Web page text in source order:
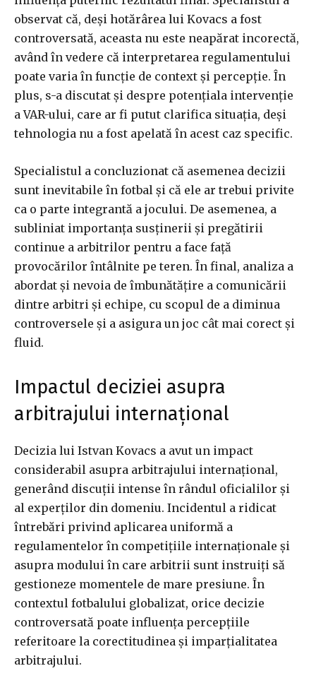
observat că, deși hotărârea lui Kovacs a fost
controversată, aceasta nu este neapărat incorectă,
având în vedere că interpretarea regulamentului
poate varia în funcție de context și percepție. În
plus, s-a discutat și despre potențiala intervenție
a VAR-ului, care ar fi putut clarifica situația, deși
tehnologia nu a fost apelată în acest caz specific.
Specialistul a concluzionat că asemenea decizii
sunt inevitabile în fotbal și că ele ar trebui privite
ca o parte integrantă a jocului. De asemenea, a
subliniat importanța susținerii și pregătirii
continue a arbitrilor pentru a face față
provocărilor întâlnite pe teren. În final, analiza a
abordat și nevoia de îmbunătățire a comunicării
dintre arbitri și echipe, cu scopul de a diminua
controversele și a asigura un joc cât mai corect și
fluid.
Impactul deciziei asupra
arbitrajului internațional
Decizia lui Istvan Kovacs a avut un impact
considerabil asupra arbitrajului internațional,
generând discuții intense în rândul oficialilor și
al experților din domeniu. Incidentul a ridicat
întrebări privind aplicarea uniformă a
regulamentelor în competițiile internaționale și
asupra modului în care arbitrii sunt instruiți să
gestioneze momentele de mare presiune. În
contextul fotbalului globalizat, orice decizie
controversată poate influența percepțiile
referitoare la corectitudinea și imparțialitatea
arbitrajului.